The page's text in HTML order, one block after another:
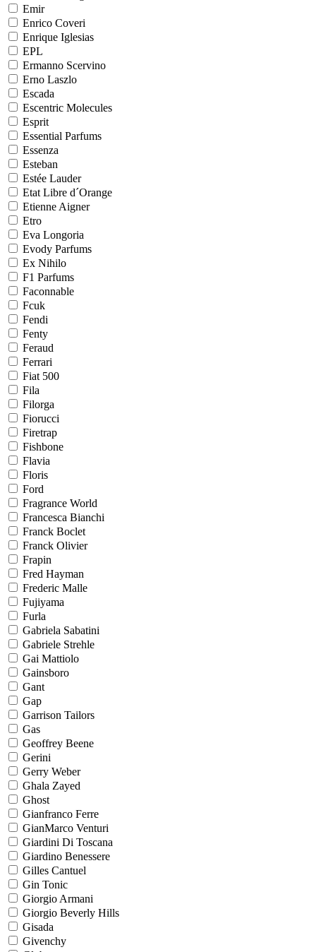
Emir
Enrico Coveri
Enrique Iglesias
EPL
Ermanno Scervino
Erno Laszlo
Escada
Escentric Molecules
Esprit
Essential Parfums
Essenza
Esteban
Estée Lauder
Etat Libre d´Orange
Etienne Aigner
Etro
Eva Longoria
Evody Parfums
Ex Nihilo
F1 Parfums
Faconnable
Fcuk
Fendi
Fenty
Feraud
Ferrari
Fiat 500
Fila
Filorga
Fiorucci
Firetrap
Fishbone
Flavia
Floris
Ford
Fragrance World
Francesca Bianchi
Franck Boclet
Franck Olivier
Frapin
Fred Hayman
Frederic Malle
Fujiyama
Furla
Gabriela Sabatini
Gabriele Strehle
Gai Mattiolo
Gainsboro
Gant
Gap
Garrison Tailors
Gas
Geoffrey Beene
Gerini
Gerry Weber
Ghala Zayed
Ghost
Gianfranco Ferre
GianMarco Venturi
Giardini Di Toscana
Giardino Benessere
Gilles Cantuel
Gin Tonic
Giorgio Armani
Giorgio Beverly Hills
Gisada
Givenchy